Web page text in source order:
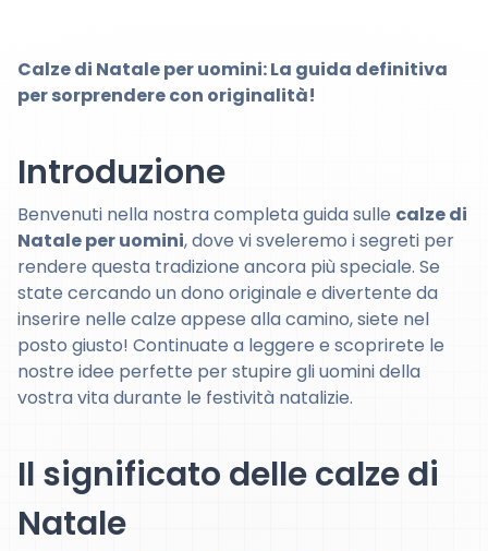
Calze di Natale per uomini: La guida definitiva
per sorprendere con originalità!
Introduzione
Benvenuti nella nostra completa guida sulle calze di
Natale per uomini, dove vi sveleremo i segreti per
rendere questa tradizione ancora più speciale. Se
state cercando un dono originale e divertente da
inserire nelle calze appese alla camino, siete nel
posto giusto! Continuate a leggere e scoprirete le
nostre idee perfette per stupire gli uomini della
vostra vita durante le festività natalizie.
Il significato delle calze di
Natale